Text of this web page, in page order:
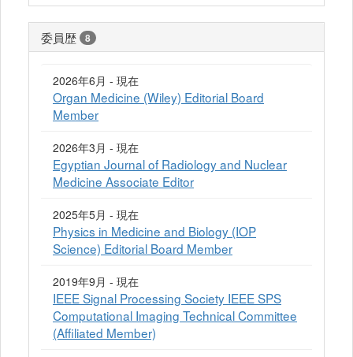
委員歴 8
2026年6月 - 現在
Organ Medicine (Wiley) Editorial Board
Member
2026年3月 - 現在
Egyptian Journal of Radiology and Nuclear
Medicine Associate Editor
2025年5月 - 現在
Physics in Medicine and Biology (IOP
Science) Editorial Board Member
2019年9月 - 現在
IEEE Signal Processing Society IEEE SPS
Computational Imaging Technical Committee
(Affiliated Member)